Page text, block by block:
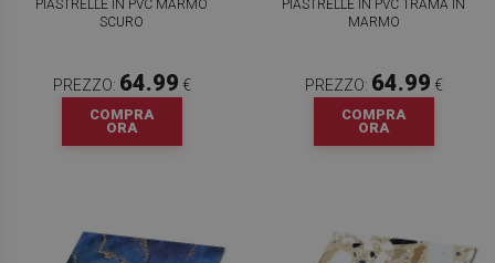
PIASTRELLE IN PVC MARMO
SCURO
PREZZO: 64.99 €
COMPRA
ORA
PIASTRELLE IN PVC TRAMA IN
MARMO
PREZZO: 64.99 €
COMPRA
ORA